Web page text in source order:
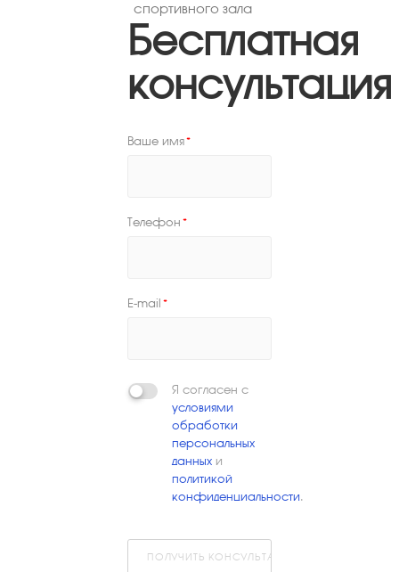
спортивного зала
Бесплатная
консультация
Ваше имя*
Телефон *
E-mail *
Я согласен с
условиями
обработки
персональных
данных и
политикой
конфиденциальности.
ПОЛУЧИТЬ КОНСУЛЬТАЦИЮ